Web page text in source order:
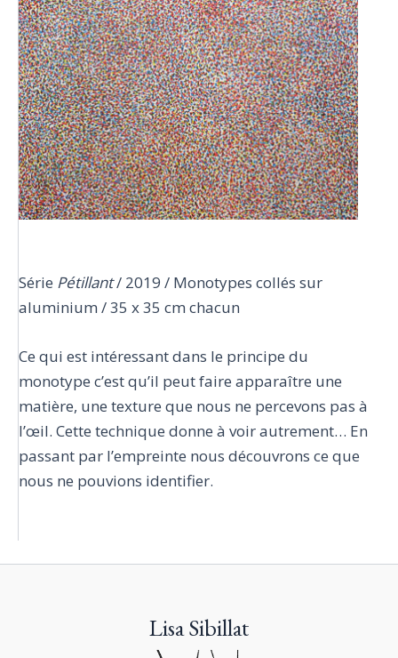
Série Pétillant/ 2019 / Monotypes collés sur
aluminium / 35 x 35 cm chacun
Ce qui est intéressant dans le principe du
monotype c’est qu’il peut faire apparaître une
matière, une texture que nous ne percevons pas à
l’œil. Cette technique donne à voir autrement… En
passant par l’empreinte nous découvrons ce que
nous ne pouvions identifier.
Lisa Sibillat